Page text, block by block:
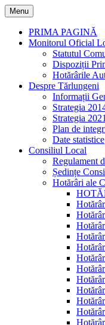
Skip
to
content
Menu
PRIMA PAGINĂ
Monitorul Oficial
Statutul
Dispoziții
Hotărârile
Despre Tărlungeni
Informații
Strategia
Strategia
Plan de
Date statistice
Consiliul Local
Regulament
Ședințe
Hotărâri ale